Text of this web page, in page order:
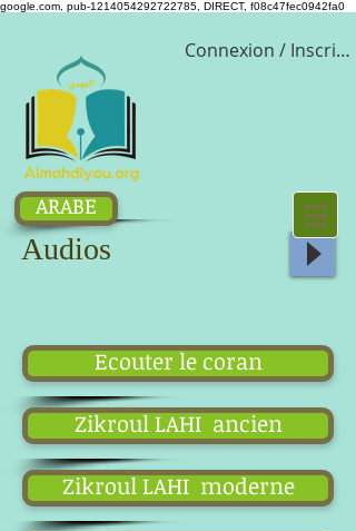
google.com, pub-1214054292722785, DIRECT, f08c47fec0942fa0
Connexion /
ARABE
Audios
Ecouter le coran
Zikroul LAHI ancien
Zikroul LAHI moderne